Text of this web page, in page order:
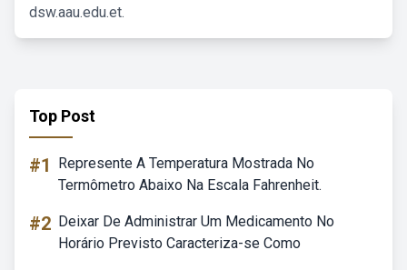
dsw.aau.edu.et.
Top Post
#1
Represente A Temperatura Mostrada No
Termômetro Abaixo Na Escala Fahrenheit.
#2 Deixar De Administrar Um Medicamento No
Horário Previsto Caracteriza-se Como